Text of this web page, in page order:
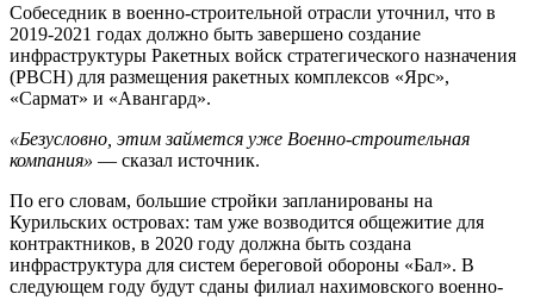
Собеседник в военно-строительной отрасли уточнил, что в
2019-2021 годах должно быть завершено создание
инфраструктуры Ракетных войск стратегического назначения
(РВСН) для размещения ракетных комплексов «Ярс»,
«Сармат» и «Авангард».
«Безусловно, этим займется уже Военно-строительная
компания» — сказал источник.
По его словам, большие стройки запланированы на
Курильских островах: там уже возводится общежитие для
контрактников, в 2020 году должна быть создана
инфраструктура для систем береговой обороны «Бал». В
следующем году будут сданы филиал нахимовского военно-